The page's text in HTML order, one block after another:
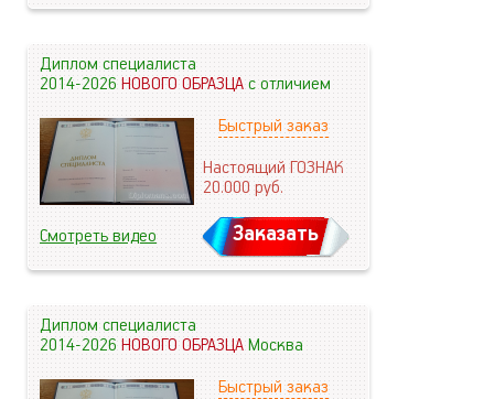
Диплом специалиста
2014-2026НОВОГО ОБРАЗЦАс отличием
Быстрый заказ
Настоящий ГОЗНАК
20.000руб.
Смотреть видео Заказать
Диплом специалиста
2014-2026НОВОГО ОБРАЗЦАМосква
Быстрый заказ